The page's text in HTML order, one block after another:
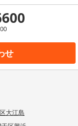
せ
大江島